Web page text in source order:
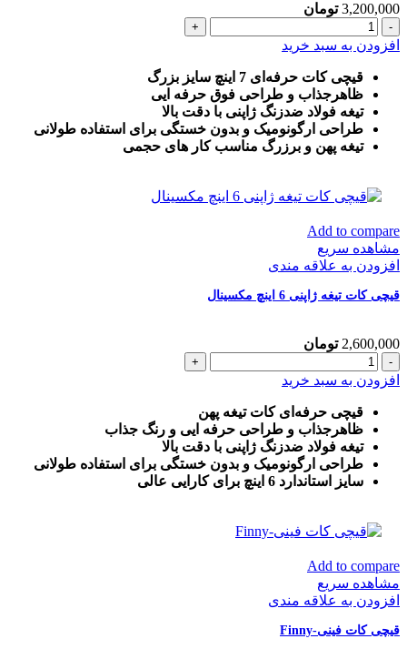
3,200,000 تومان
قیچی
کات
7
اینچ
تیغه
ژاپنی
مکسینال
عدد
افزودن به سبد خرید
قیچی کات حرفه‌ای 7 اینچ سایز بزرگ
ظاهرجذاب و طراحی فوق حرفه ایی
تیغه فولاد ضدزنگ ژاپنی با دقت بالا
طراحی ارگونومیک و بدون خستگی برای استفاده طولانی
تیغه پهن و برزرگ مناسب کار های حجمی
Add to compare
مشاهده سریع
افزودن به علاقه مندی
قیچی کات تیغه ژاپنی 6 اینچ مکسینال
2,600,000 تومان
قیچی
کات
ژاپنی
6
اینچ
مکسینال
عدد
افزودن به سبد خرید
قیچی حرفه‌ای کات تیغه پهن
ظاهرجذاب و طراحی حرفه ایی و رنگ جذاب
تیغه فولاد ضدزنگ ژاپنی با دقت بالا
طراحی ارگونومیک و بدون خستگی برای استفاده طولانی
سایز استاندارد 6 اینچ برای کارایی عالی
Add to compare
مشاهده سریع
افزودن به علاقه مندی
قیچی کات فینی-Finny